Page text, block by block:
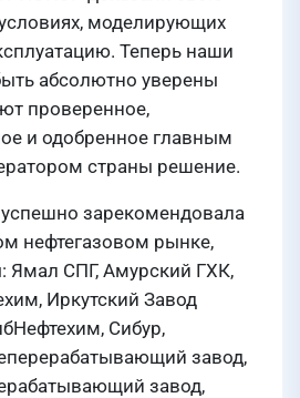
моделирующих
Теперь наши
абсолютно уверены
проверенное,
и одобренное главным
страны решение.
зарекомендовала
нефтегазовом рынке,
Ямал СПГ, Амурский ГХК,
Иркутский Завод
Сибур,
завод,
завод,